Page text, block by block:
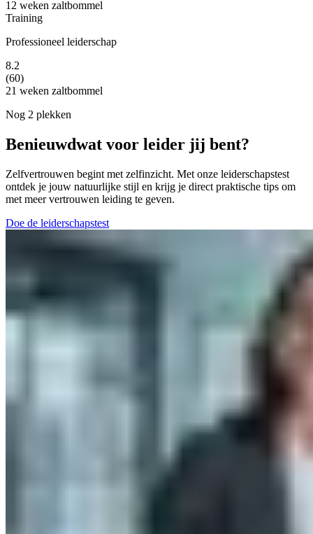
12 weken zaltbommel
Training
Professioneel leiderschap
8.2
(60)
21 weken zaltbommel
Nog 2 plekken
Benieuwdwat voor leider jij bent?
Zelfvertrouwen begint met zelfinzicht. Met onze leiderschapstest
ontdek je jouw natuurlijke stijl en krijg je direct praktische tips om
met meer vertrouwen leiding te geven.
Doe de leiderschapstest